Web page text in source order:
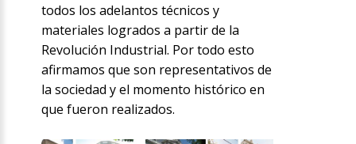
todos los adelantos técnicos y
materiales logrados a partir de la
Revolución Industrial. Por todo esto
afirmamos que son representativos de
la sociedad y el momento histórico en
que fueron realizados.